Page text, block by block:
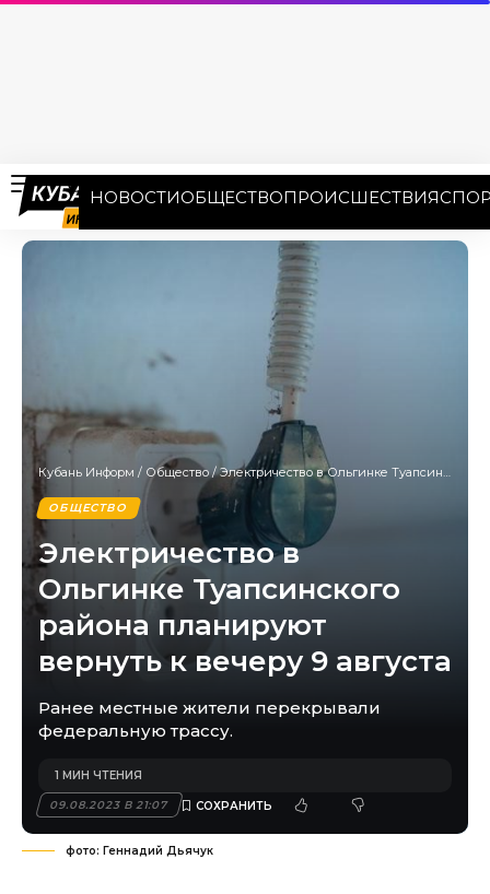
НОВОСТИОБЩЕСТВОПРОИСШЕСТВИЯ
Кубань Информ / Общество/Электричество в Ольгинке Туапсинского района планируют вернуть к вечеру 9 августа
ОБЩЕСТВО
Электричество в
Ольгинке Туапсинского
района планируют
вернуть к вечеру 9 августа
Ранее местные жители перекрывали
федеральную трассу.
09.08.2023 В 21:07
1 МИН ЧТЕНИЯ
фото: Геннадий Дьячук